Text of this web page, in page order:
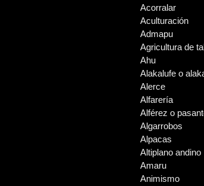
Acorralar
Aculturación
Admapu
Agricultura de
Ahu
Alakalufe o
Alerce
Alfarería
Alférez o
Algarrobos
Alpacas
Altiplano andino
Amaru
Animismo